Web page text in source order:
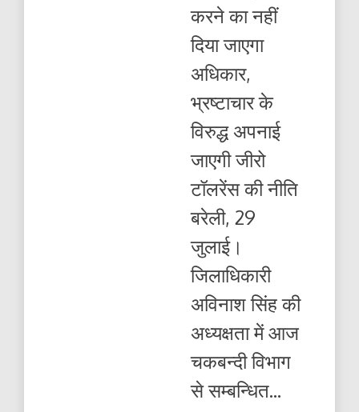
सख्त
करने का नहीं
दिया जाएगा
अधिकार,
भ्रष्टाचार के
विरुद्ध अपनाई
जाएगी जीरो
टॉलरेंस की नीति
बरेली, 29
जुलाई।
जिलाधिकारी
अविनाश सिंह की
अध्यक्षता में आज
चकबन्दी विभाग
से सम्बन्धित...